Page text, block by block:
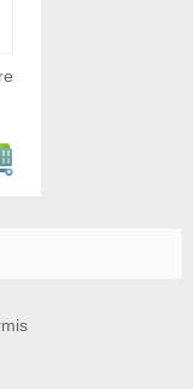
au panier